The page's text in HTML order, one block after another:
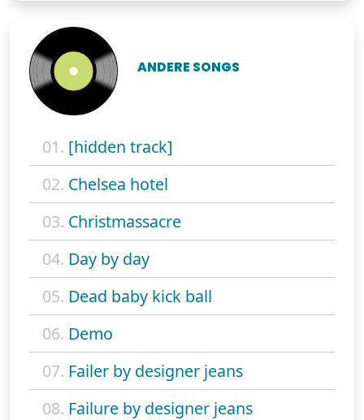
ANDERE SONGS
01. [hidden track]
02. Chelsea hotel
03. Christmassacre
04. Day by day
05. Dead baby kick ball
06. Demo
07. Failer by designer jeans
08. Failure by designer jeans